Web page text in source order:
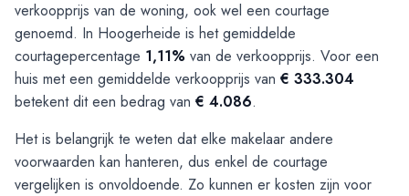
verkoopprijs van de woning, ook wel een courtage
genoemd. In Hoogerheide is het gemiddelde
courtagepercentage 1,11% van de verkoopprijs. Voor een
huis met een gemiddelde verkoopprijs van € 333.304
betekent dit een bedrag van € 4.086.
Het is belangrijk te weten dat elke makelaar andere
voorwaarden kan hanteren, dus enkel de courtage
vergelijken is onvoldoende. Zo kunnen er kosten zijn voor